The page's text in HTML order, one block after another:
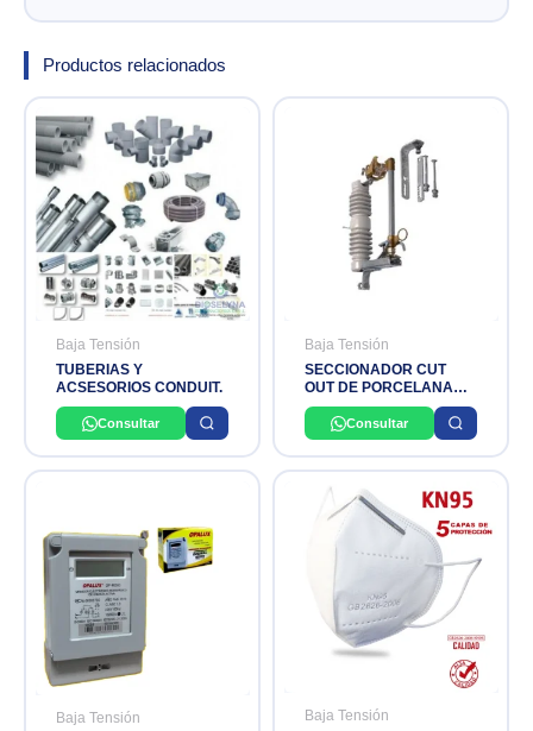
Productos relacionados
Baja Tensión
TUBERIAS Y
ACSESORIOS CONDUIT.
Consultar
Baja Tensión
SECCIONADOR CUT
OUT DE PORCELANA
15KV 100A 110KVBIL-
16KA NEMA B ABB
Consultar
Baja Tensión
Baja Tensión